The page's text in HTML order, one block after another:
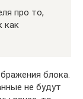
про то,
как
блока.
не будут